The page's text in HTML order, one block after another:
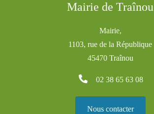
Mairie de Traînou
Mairie,
1103, rue de la République
45470 Traînou
02 38 65 63 08
Nous contacter